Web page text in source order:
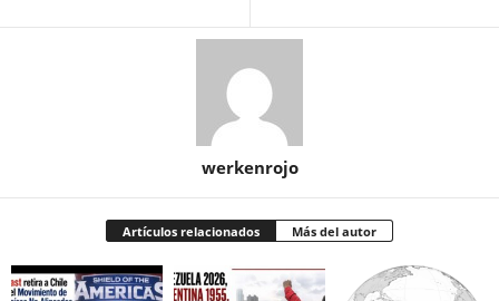
werkenrojo
Artículos relacionados Más del autor